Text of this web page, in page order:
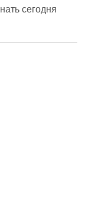
сегодня